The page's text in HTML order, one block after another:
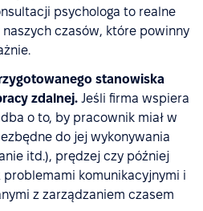
psychologa to realne
czasów, które powinny
stanowiska
zdalnej. Jeśli firma wspiera
o to, by pracownik miał w
do jej wykonywania
itd.), prędzej czy później
komunikacyjnymi i
z zarządzaniem czasem